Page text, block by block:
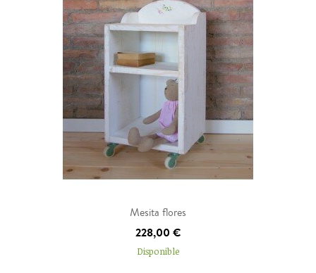
Mesita flores
228,00 €
Disponible